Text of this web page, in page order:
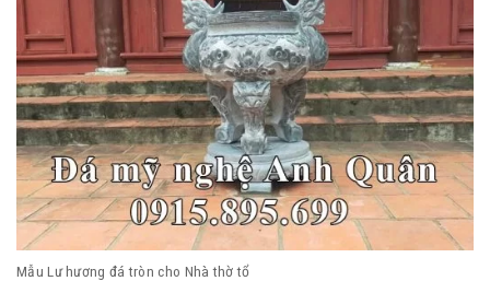
Mẫu Lư hương đá tròn cho Nhà thờ tổ